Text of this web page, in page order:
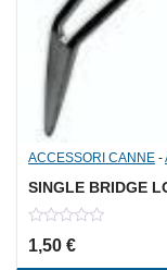
ACCESSORI CANNE -
SINGLE BRIDGE
0
out
1,50 €